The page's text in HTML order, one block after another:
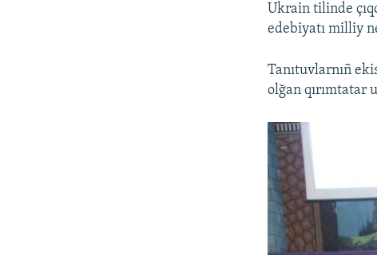
Ukrain tilinde
edebiyatı milliy
Tanıtuvlarnıñ
olğan qırımtatar